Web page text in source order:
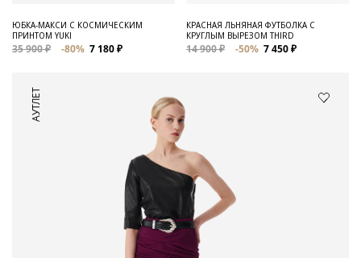
ЮБКА-МАКСИ С КОСМИЧЕСКИМ
ПРИНТОМ YUKI
35 900 ₽ -80% 7 180 ₽
КРАСНАЯ ЛЬНЯНАЯ ФУТБОЛКА С
КРУГЛЫМ ВЫРЕЗОМ THIRD
14 900 ₽ -50% 7 450 ₽
АУТЛЕТ